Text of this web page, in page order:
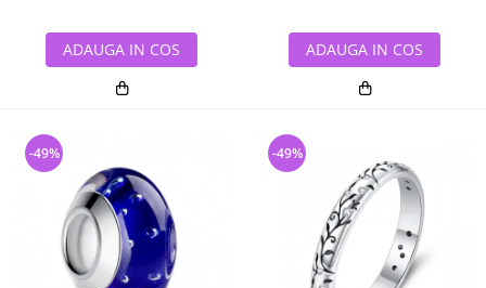
ADAUGA IN COS ADAUGA IN COS
-49% -49%